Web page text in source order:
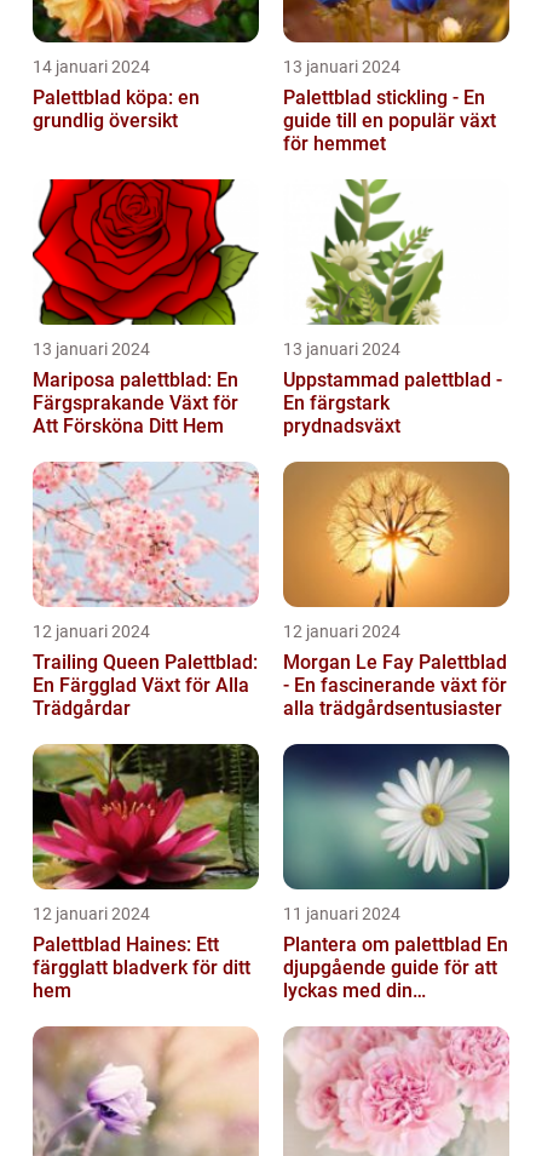
14 januari 2024
Palettblad köpa: en
grundlig översikt
13 januari 2024
Palettblad stickling - En
guide till en populär växt
för hemmet
13 januari 2024
Mariposa palettblad: En
Färgsprakande Växt för
Att Försköna Ditt Hem
13 januari 2024
Uppstammad palettblad -
En färgstark
prydnadsväxt
12 januari 2024
Trailing Queen Palettblad:
En Färgglad Växt för Alla
Trädgårdar
12 januari 2024
Morgan Le Fay Palettblad
- En fascinerande växt för
alla trädgårdsentusiaster
12 januari 2024
Palettblad Haines: Ett
färgglatt bladverk för ditt
hem
11 januari 2024
Plantera om palettblad En
djupgående guide för att
lyckas med din